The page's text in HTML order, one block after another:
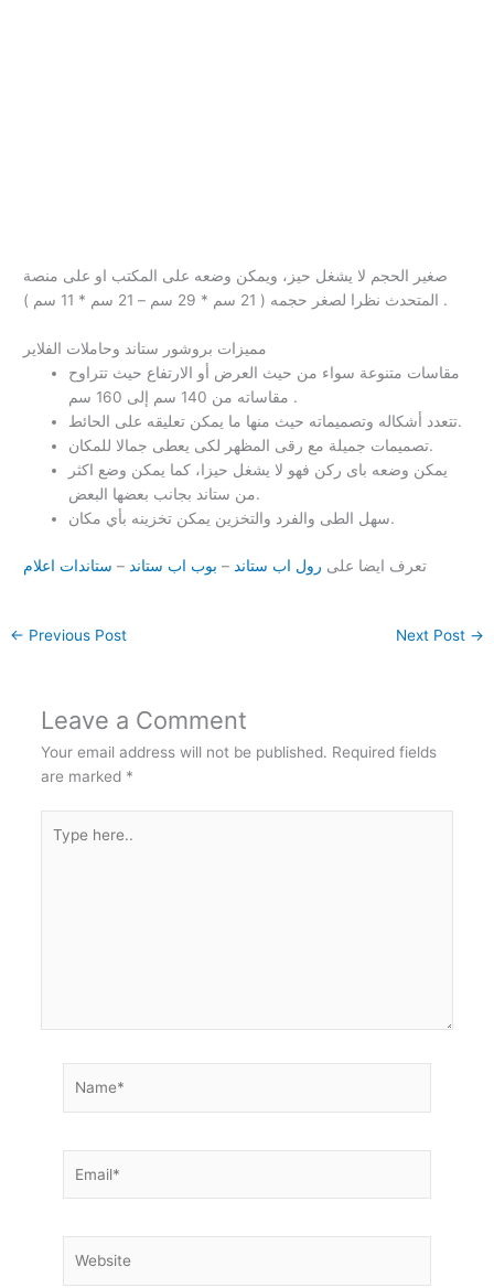
صغير الحجم لا يشغل حيز، ويمكن وضعه على المكتب او على منصة
المتحدث نظرا لصغر حجمه ( 21 سم * 29 سم – 21 سم * 11 سم ) .
مميزات بروشور ستاند وحاملات الفلاير
مقاسات متنوعة سواء من حيث العرض أو الارتفاع حيث تتراوح
مقاساته من 140 سم إلى 160 سم .
تتعدد أشكاله وتصميماته حيث منها ما يمكن تعليقه على الحائط.
تصميمات جميلة مع رقى المظهر لكى يعطى جمالا للمكان.
يمكن وضعه باى ركن فهو لا يشغل حيزا، كما يمكن وضع اكثر
من ستاند بجانب بعضها البعض.
سهل الطى والفرد والتخزين يمكن تخزينه بأي مكان.
تعرف ايضا على رول اب ستاند – بوب اب ستاند – ستاندات اعلام
← Previous Post Next Post →
Leave a Comment
Your email address will not be published. Required fields
are marked *
here..